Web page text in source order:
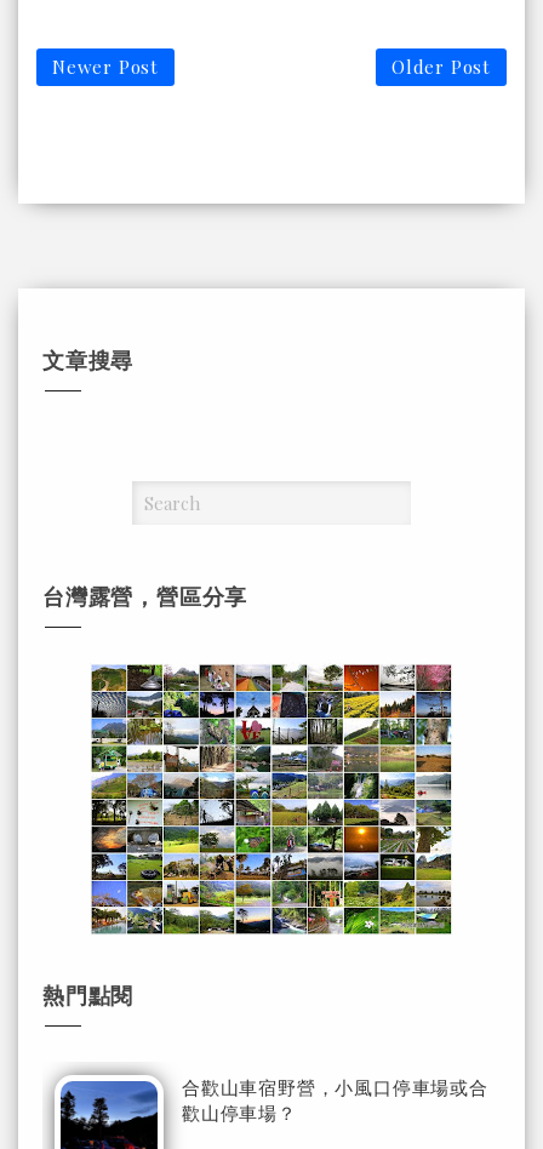
Newer Post Older Post
文章搜尋
台灣露營，營區分享
熱門點閱
合歡山車宿野營，小風口停車場或合
歡山停車場？